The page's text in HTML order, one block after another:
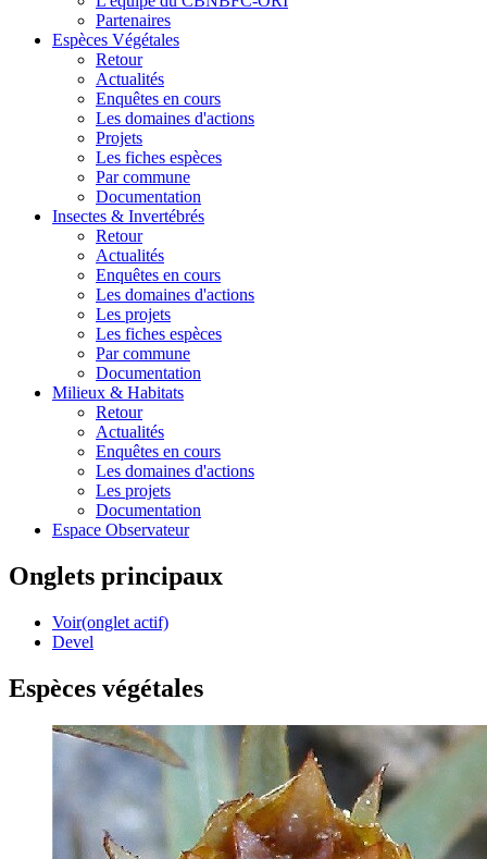
Partenaires
Espèces Végétales
Retour
Actualités
Enquêtes en cours
Les domaines d'actions
Projets
Les fiches espèces
Par commune
Documentation
Insectes & Invertébrés
Retour
Actualités
Enquêtes en cours
Les domaines d'actions
Les projets
Les fiches espèces
Par commune
Documentation
Milieux & Habitats
Retour
Actualités
Enquêtes en cours
Les domaines d'actions
Les projets
Documentation
Espace Observateur
Onglets principaux
Voir(onglet actif)
Devel
Espèces végétales